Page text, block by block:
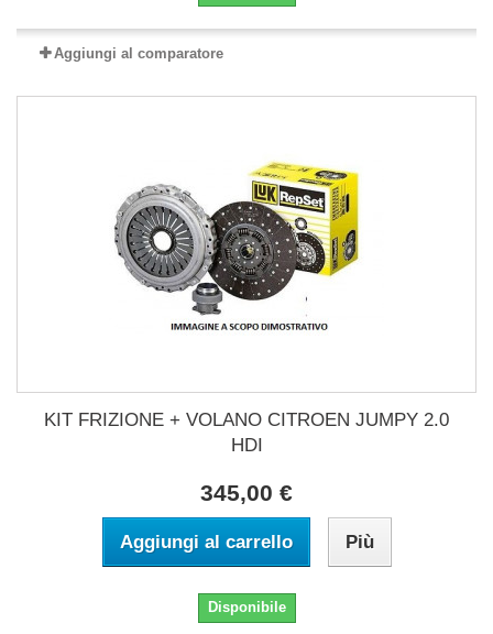
Aggiungi al comparatore
KIT FRIZIONE + VOLANO CITROEN JUMPY 2.0
HDI
345,00 €
Aggiungi al carrello Più
Disponibile